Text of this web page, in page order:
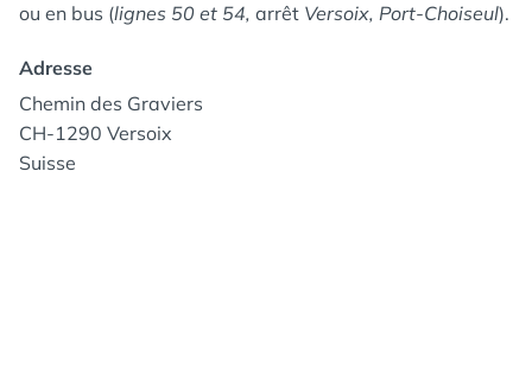
ou en bus (lignes 50 et 54, arrêt Versoix, Port-Choiseul).
Adresse
Chemin des Graviers
CH-1290 Versoix
Suisse